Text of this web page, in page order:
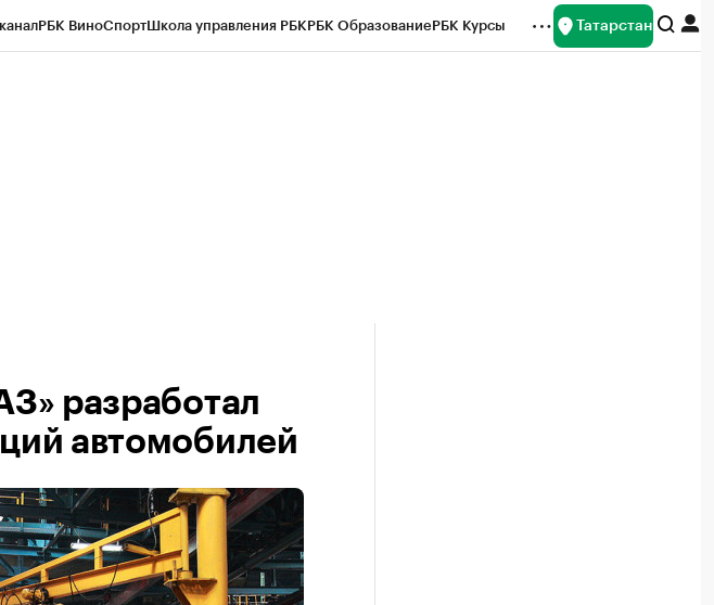
РБК ВиноСпортШкола управления РБКРБК ОбразованиеРБК Курсы Татарстан
разработал
автомобилей